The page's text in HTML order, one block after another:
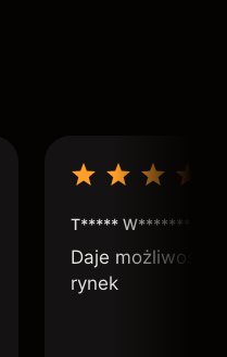
T*****
Daje możliwość
rynek